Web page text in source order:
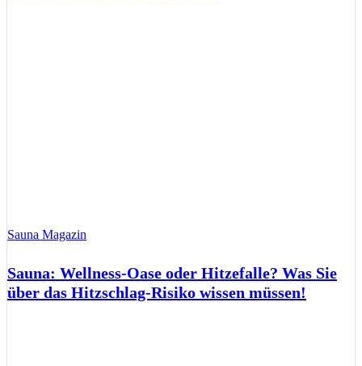
Sauna Magazin
Sauna: Wellness-Oase oder Hitzefalle? Was Sie
über das Hitzschlag-Risiko wissen müssen!